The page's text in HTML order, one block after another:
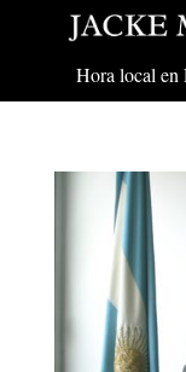
Hora local en